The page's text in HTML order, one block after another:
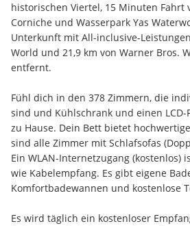
historischen Viertel, 15 Minuten Fahrt
Corniche und Wasserpark Yas
Unterkunft mit All-inclusive-
World und 21,9 km von Warner Bros.
entfernt.
Fühl dich in den 378 Zimmern, die
sind und Kühlschrank und einen
zu Hause. Dein Bett bietet
sind alle Zimmer mit Schlafsofas
Ein WLAN-Internetzugang (kostenlos)
wie Kabelempfang. Es gibt eigene
Komfortbadewannen und kostenlose
Es wird täglich ein kostenloser